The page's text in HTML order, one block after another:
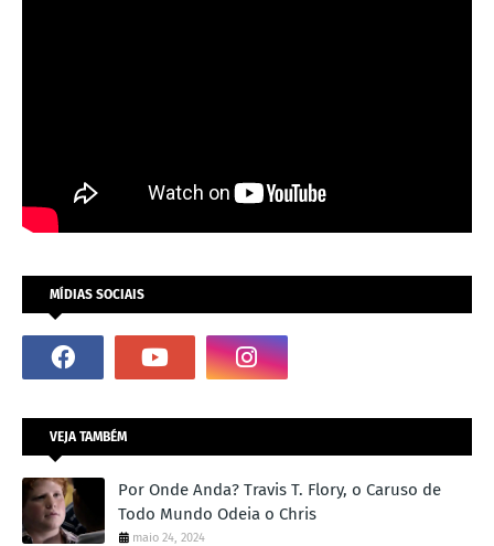
MÍDIAS SOCIAIS
VEJA TAMBÉM
Por Onde Anda? Travis T. Flory, o Caruso de
Todo Mundo Odeia o Chris
maio 24, 2024